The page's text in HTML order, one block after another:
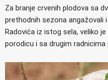
Za branje crvenih plodova sa
prethodnih sezona angažovali
Radovića iz istog sela, veliko
porodicu i sa drugim radnicima